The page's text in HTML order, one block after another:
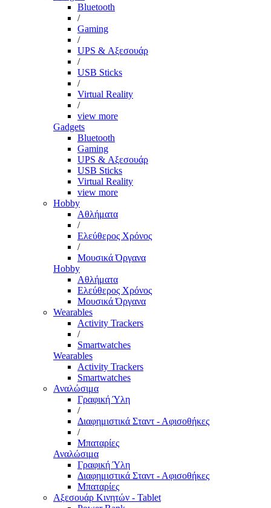
Bluetooth
/
Gaming
/
UPS & Αξεσουάρ
/
USB Sticks
/
Virtual Reality
/
view more
Gadgets
Bluetooth
Gaming
UPS & Αξεσουάρ
USB Sticks
Virtual Reality
view more
Hobby
Αθλήματα
/
Ελεύθερος Χρόνος
/
Μουσικά Όργανα
Hobby
Αθλήματα
Ελεύθερος Χρόνος
Μουσικά Όργανα
Wearables
Activity Trackers
/
Smartwatches
Wearables
Activity Trackers
Smartwatches
Αναλώσιμα
Γραφική Ύλη
/
Διαφημιστικά Σταντ - Αφισοθήκες
/
Μπαταρίες
Αναλώσιμα
Γραφική Ύλη
Διαφημιστικά Σταντ - Αφισοθήκες
Μπαταρίες
Αξεσουάρ Κινητών - Tablet